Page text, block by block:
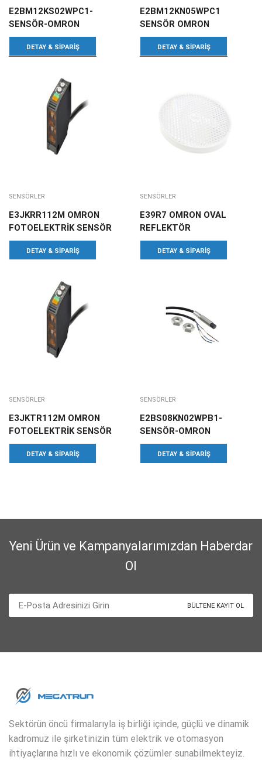
E2BM12KS02WPC1-
SENSÖR-OMRON
DETAY & SIPARIŞ
E2BM12KN05WPC1
SENSÖR OMRON
DETAY & SIPARIŞ
SENSÖRLER
E3JKRR112M OMRON
FOTOELEKTRİK SENSÖR
DETAY & SIPARIŞ
SENSÖRLER
E39R7 OMRON OVAL
REFLEKTÖR
DETAY & SIPARIŞ
SENSÖRLER
E3JKTR112M OMRON
FOTOELEKTRİK SENSÖR
DETAY & SIPARIŞ
SENSÖRLER
E2BS08KN02WPB1-
SENSÖR-OMRON
DETAY & SIPARIŞ
Yeni Ürün ve Kampanyalarımızdan Haberdar
Ol
Sektörün öncü firmalarıyla iş birliği içinde, güçlü ve dinamik
kadromuz ile şirketinizin tüm elektrik ve otomasyon
ihtiyaçlarına hızlı ve ekonomik çözümler sunabilmekteyiz.